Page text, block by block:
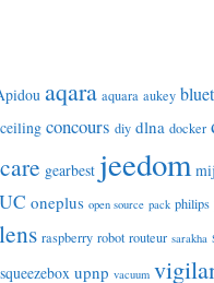
aqara aquara aukey
ceiling concours diy dlna docker
gearbest jeedom
oneplus open source pack philips
raspberry robot routeur sarakha
squeezebox upnp vacuum